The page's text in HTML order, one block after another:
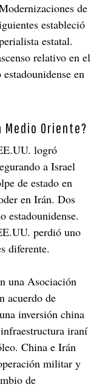
de
estableció
estatal.
relativo en el
en
Medio Oriente?
logró
a Israel
de estado en
en Irán. Dos
estadounidense.
perdió uno
diferente.
una Asociación
acuerdo de
inversión china
iraní
China e Irán
militar y
de